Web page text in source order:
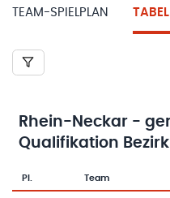
TEAM-SPIELPLAN
Rhein-Neckar -
Qualifikation
Pl.
Team-Logo
Team